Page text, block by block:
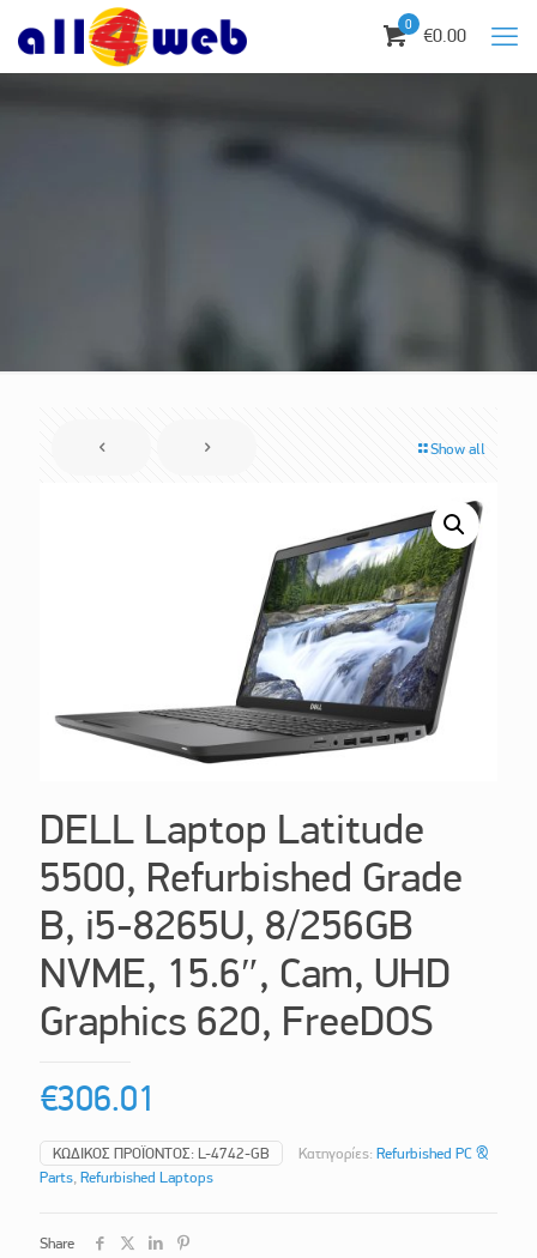
0 €0.00
Show all
DELL Laptop Latitude
5500, Refurbished Grade
B, i5-8265U, 8/256GB
NVME, 15.6″, Cam, UHD
Graphics 620, FreeDOS
€306.01
ΚΩΔΙΚΌΣ ΠΡΟΪΌΝΤΟΣ: L-4742-GB Κατηγορίες: Refurbished PC &
Parts, Refurbished Laptops
Share